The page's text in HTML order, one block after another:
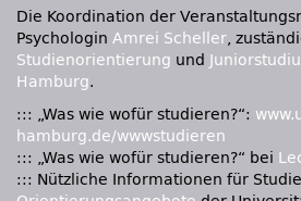
Die Koordination der
Psychologin Amrei Scheller,
Studienorientierung und
Hamburg.
::: „Was wie wofür studieren?“:
hamburg.de/wwwstudieren
::: „Was wie wofür studieren?“ bei
::: Nützliche Informationen für